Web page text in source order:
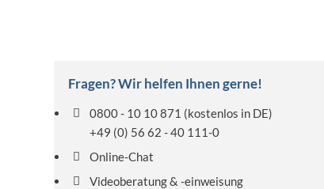
Fragen? Wir helfen Ihnen gerne!
0800 - 10 10 871 (kostenlos in DE)
+49 (0) 56 62 - 40 111-0
Online-Chat
Videoberatung & -einweisung